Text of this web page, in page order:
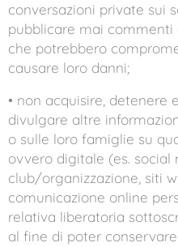
conversazioni private sui
pubblicare mai
che potrebbero
causare loro danni;
• non acquisire,
divulgare altre
o sulle loro famiglie su
ovvero digitale (es. social
club/organizzazione, siti
comunicazione online
relativa liberatoria
al fine di poter